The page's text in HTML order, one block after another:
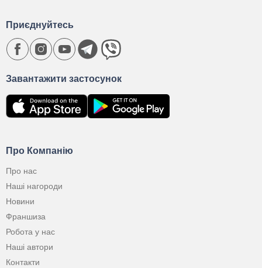
Про Компанію
Про нас
Наші нагороди
Новини
Франшиза
Робота у нас
Наші автори
Контакти
Завантажити застосунок
Приєднуйтесь